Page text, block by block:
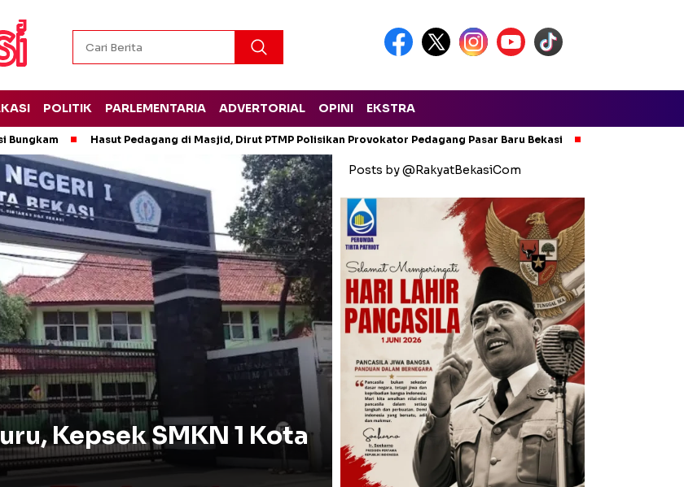
POLITIK PARLEMENTARIA ADVERTORIAL OPINI EKSTRA
Bungkam Hasut Pedagang di Masjid, Dirut PTMP Polisikan Provokator Pedagang Pasar Baru Bekasi
Kepsek SMKN 1 Kota
BEKASI
Hasut Pedagang di
Provokator Pedagang
Posts by @RakyatBekasiCom